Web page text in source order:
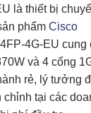
là thiết bị
phẩm Cisco
4G-EU cung
và 4 cổng
rẻ, lý tưởng
chỉnh tại các